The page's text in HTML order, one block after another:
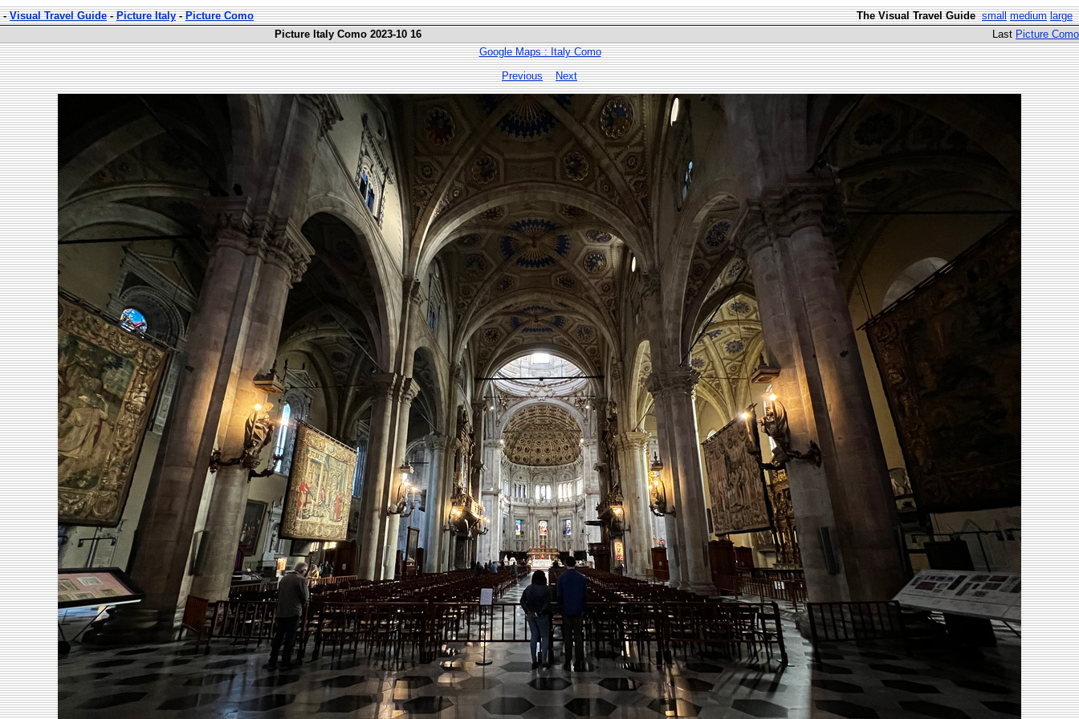
-Visual Travel Guide-Picture Italy-Picture Como The Visual Travel Guide small medium large
Picture Italy Como 2023-10 16
Last Picture Como
Google Maps : Italy Como
Previous
Next